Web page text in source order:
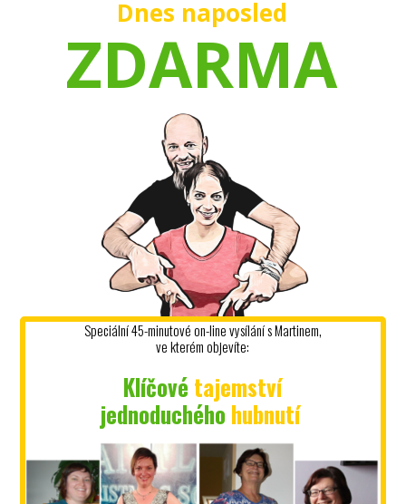
Dnes naposled
ZDARMA
Speciální 45-minutové on-line vysílání s Martinem,
ve kterém objevíte:
Klíčové tajemství
jednoduchého hubnutí